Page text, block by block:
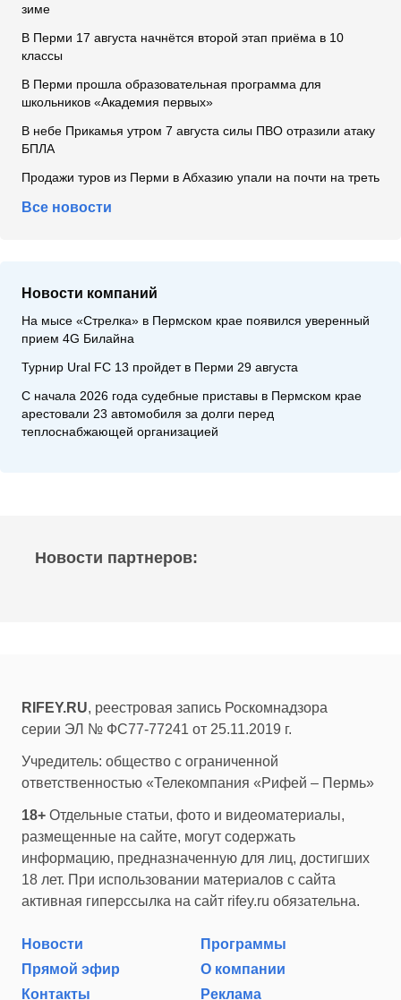
зиме
В Перми 17 августа начнётся второй этап приёма в 10
классы
В Перми прошла образовательная программа для
школьников «Академия первых»
В небе Прикамья утром 7 августа силы ПВО отразили атаку
БПЛА
Продажи туров из Перми в Абхазию упали на почти на треть
Все новости
Новости компаний
На мысе «Стрелка» в Пермском крае появился уверенный
прием 4G Билайна
Турнир Ural FC 13 пройдет в Перми 29 августа
С начала 2026 года судебные приставы в Пермском крае
арестовали 23 автомобиля за долги перед
теплоснабжающей организацией
Новости партнеров:
RIFEY.RU, реестровая запись Роскомнадзора
серии ЭЛ № ФС77-77241 от 25.11.2019 г.
Учредитель: общество с ограниченной
ответственностью «Телекомпания «Рифей – Пермь»
18+ Отдельные статьи, фото и видеоматериалы,
размещенные на сайте, могут содержать
информацию, предназначенную для лиц, достигших
18 лет. При использовании материалов с сайта
активная гиперссылка на сайт rifey.ru обязательна.
Новости
Программы
Прямой эфир
О компании
Контакты
Реклама